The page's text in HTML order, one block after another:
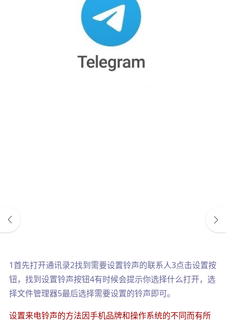
1首先打开通讯录2找到需要设置铃声的联系人3点击设置按
钮，找到设置铃声按钮4有时候会提示你选择什么打开，选
择文件管理器5最后选择需要设置的铃声即可。
设置来电铃声的方法因手机品牌和操作系统的不同而有所